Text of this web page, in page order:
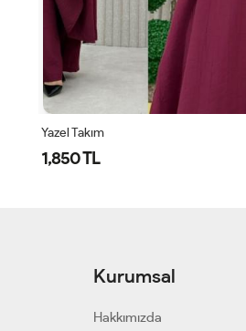
Yazel Takım
1,850 TL
Kurumsal
Hakkımızda